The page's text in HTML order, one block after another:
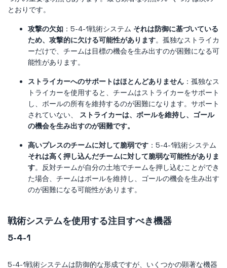
とおりです。
攻撃の欠如 ：5-4-1戦術システム それは防御に基づいている
ため、攻撃的に欠ける可能性があります。孤独なストライカ
ーだけで、チームは目標の機会を生み出すのが困難になる可
能性があります。
ストライカーへのサポートはほとんどありません ：孤独なス
トライカーを使用すると、チームはストライカーをサポート
し、ボールの所有を維持するのが困難になります。サポート
されていない、 ストライカーは、ボールを維持し、ゴール
の機会を生み出すのが困難です。
高いプレスのチームに対して脆弱です ：5-4-1戦術システム
それは高く押し込んだチームに対して脆弱な可能性がありま
す。反対チームが自分の土地でチームを押し込むことができ
た場合、チームはボールを維持し、ゴールの機会を生み出す
のが困難になる可能性があります。
戦術システムを使用する注目すべき機器
5-4-1
5-4-1戦術システムは防御的な形成ですが、いくつかの顕著な機器